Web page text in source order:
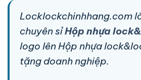
Locklockchinhhang.com
chuyên sỉHộp nhựa
logo lên Hộp nhựa
tặng doanh nghiệp.